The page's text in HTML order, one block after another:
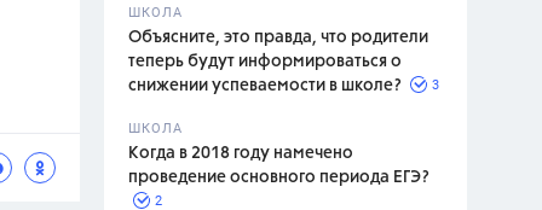
ШКОЛА
Объясните, это правда, что родители
теперь будут информироваться о
снижении успеваемости в школе?
3
ШКОЛА
Когда в 2018 году намечено
проведение основного периода ЕГЭ?
2